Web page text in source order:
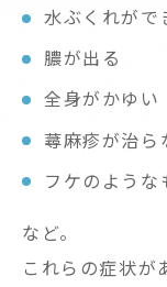
水ぶくれがで
膿が出る
全身がかゆい
蕁麻疹が治ら
フケのような
など。
これらの症状が